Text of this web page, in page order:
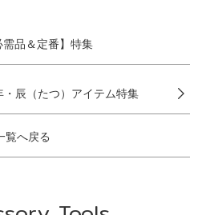
品＆定番】特集
覧へ戻る
・辰（たつ）アイテム特集